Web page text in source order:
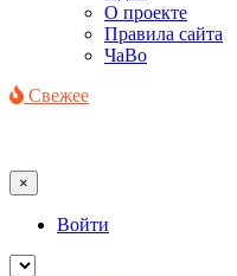
О проекте
Правила сайта
ЧаВо
Свежее
×
Войти